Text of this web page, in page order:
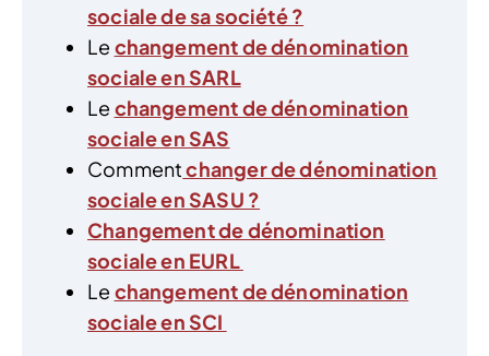
sociale de sa société ?
Le changement de dénomination
sociale en SARL
Le changement de dénomination
sociale en SAS
Commentchanger de dénomination
sociale en SASU ?
Changement de dénomination
sociale en EURL
Le changement de dénomination
sociale en SCI